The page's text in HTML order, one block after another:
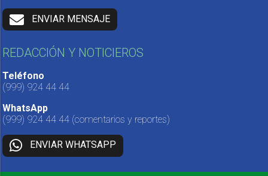
ENVIAR MENSAJE
REDACCIÓN Y NOTICIEROS
Teléfono
(999) 924 44 44
WhatsApp
(999) 924 44 44 (comentarios y reportes)
ENVIAR WHATSAPP